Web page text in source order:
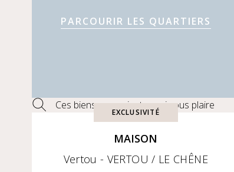
PARCOURIR LES QUARTIERS
Ces biens pourraient aussi vous plaire
EXCLUSIVITÉ
MAISON
Vertou - VERTOU / LE CHÊNE